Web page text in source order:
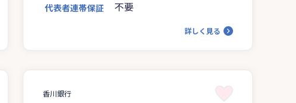
代表者連帯保証 不要
詳しく見る
香川銀行